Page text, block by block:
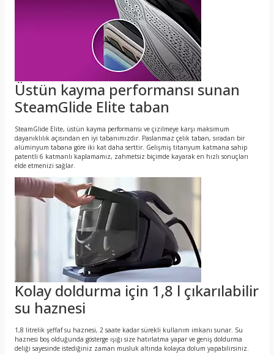
Üstün kayma performansı sunan
SteamGlide Elite taban
SteamGlide Elite, üstün kayma performansı ve çizilmeye karşı maksimum
dayanıklılık açısından en iyi tabanımızdır. Paslanmaz çelik taban, sıradan bir
alüminyum tabana göre iki kat daha serttir. Gelişmiş titanyum katmana sahip
patentli 6 katmanlı kaplamamız, zahmetsiz biçimde kayarak en hızlı sonuçları
elde etmenizi sağlar.
Kolay doldurma için 1,8 l çıkarılabilir
su haznesi
1,8 litrelik şeffaf su haznesi, 2 saate kadar sürekli kullanım imkanı sunar. Su
haznesi boş olduğunda gösterge ışığı size hatırlatma yapar ve geniş doldurma
deliği sayesinde istediğiniz zaman musluk altında kolayca dolum yapabilirsiniz.